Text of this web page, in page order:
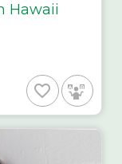
Hawaii
favorite_border